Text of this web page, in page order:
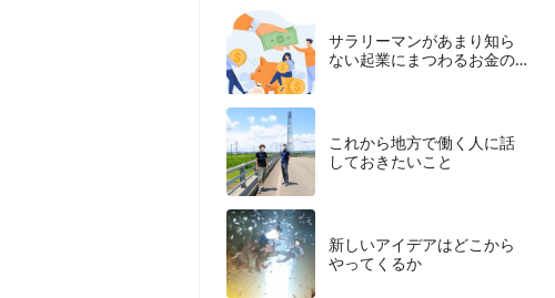
サラリーマンがあまり知ら
ない起業にまつわるお金の
これから地方で働く人に話
しておきたいこと
​新しいアイデアはどこから
やってくるか